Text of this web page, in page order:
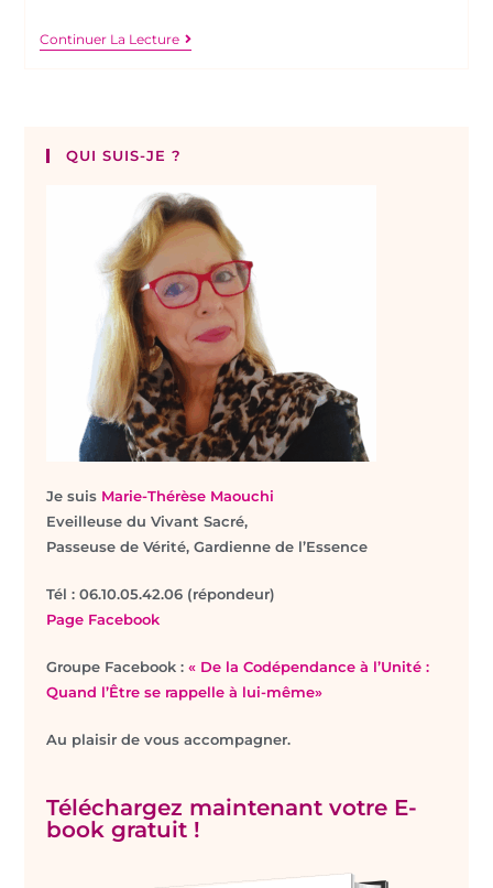
Continuer La Lecture
QUI SUIS-JE ?
Je suis Marie-Thérèse Maouchi
Eveilleuse du Vivant Sacré,
Passeuse de Vérité, Gardienne de l’Essence
Tél : 06.10.05.42.06 (répondeur)
Page Facebook
Groupe Facebook :« De la Codépendance à l’Unité :
Quand l’Être se rappelle à lui-même»
Au plaisir de vous accompagner.
Téléchargez maintenant votre E-
book gratuit !